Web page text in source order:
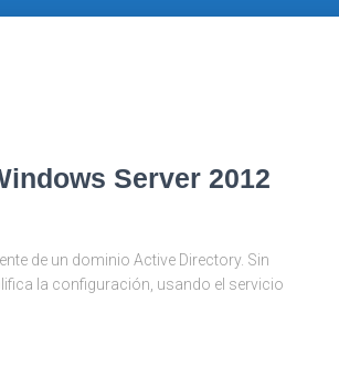
Server 2012
de un dominio Active Directory. Sin
la configuración, usando el servicio